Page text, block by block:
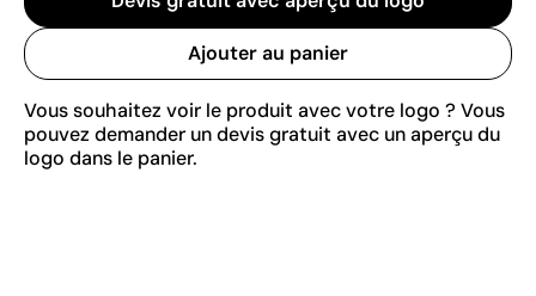
Ajouter au panier
Vous souhaitez voir le produit avec votre logo ? Vous
pouvez demander un devis gratuit avec un aperçu du
logo dans le panier.